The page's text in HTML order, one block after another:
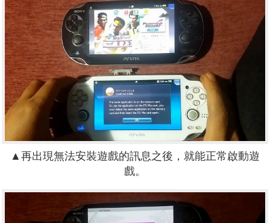
▲再出現無法安裝遊戲的訊息之後，就能正常啟動遊
戲。